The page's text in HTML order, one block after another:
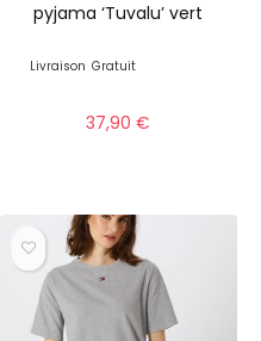
pyjama ‘Tuvalu’ vert
Livraison Gratuit
37,90€